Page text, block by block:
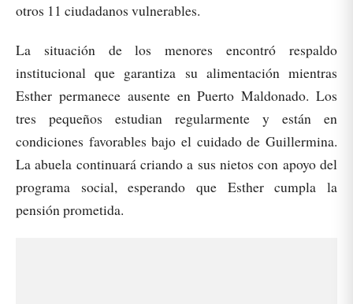
otros 11 ciudadanos vulnerables.
La situación de los menores encontró respaldo
institucional que garantiza su alimentación mientras
Esther permanece ausente en Puerto Maldonado. Los
tres pequeños estudian regularmente y están en
condiciones favorables bajo el cuidado de Guillermina.
La abuela continuará criando a sus nietos con apoyo del
programa social, esperando que Esther cumpla la
pensión prometida.